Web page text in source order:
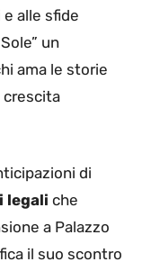
alle sfide
un
ama le storie
crescita
di
legali che
a Palazzo
il suo scontro